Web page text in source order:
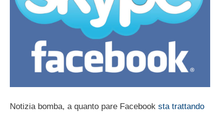
Notizia bomba, a quanto pare Facebook sta trattando